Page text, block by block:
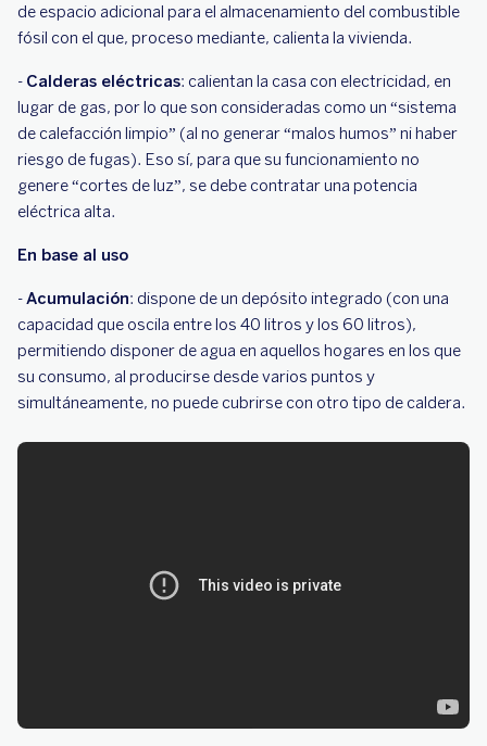
de espacio adicional para el almacenamiento del combustible
fósil con el que, proceso mediante, calienta la vivienda.
- Calderas eléctricas: calientan la casa con electricidad, en
lugar de gas, por lo que son consideradas como un “sistema
de calefacción limpio” (al no generar “malos humos” ni haber
riesgo de fugas). Eso sí, para que su funcionamiento no
genere “cortes de luz”, se debe contratar una potencia
eléctrica alta.
En base al uso
-Acumulación: dispone de un depósito integrado (con una
capacidad que oscila entre los 40 litros y los 60 litros),
permitiendo disponer de agua en aquellos hogares en los que
su consumo, al producirse desde varios puntos y
simultáneamente, no puede cubrirse con otro tipo de caldera.